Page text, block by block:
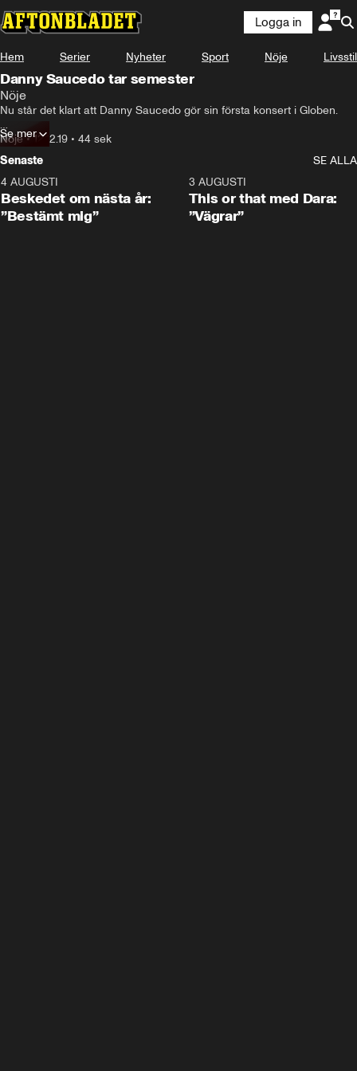
Logga in
Hem Serier Nyheter Sport Nöje Livsstil
Danny Saucedo tar semester
Nöje
Nu står det klart att Danny Saucedo gör sin första konsert i Globen.
Men innan dess blir det surfsemester i Costa Rica med nya
flickvännen Anna Eriksson.
– Hon är superfin, säger artisten.
Nöje•12.12.19 • 44 sek
Se mer
Senaste
SE ALLA
4 AUGUSTI
Beskedet om nästa år:
”Bestämt mig”
3 AUGUSTI
This or that med Dara:
”Vägrar”